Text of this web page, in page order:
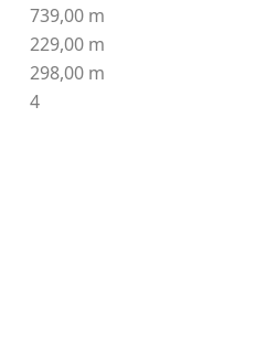
739,00 m
229,00 m
298,00 m
4